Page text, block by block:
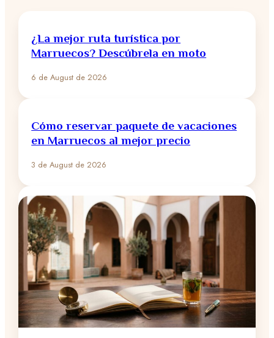
¿La mejor ruta turística por
Marruecos? Descúbrela en moto
6 de August de 2026
Cómo reservar paquete de vacaciones
en Marruecos al mejor precio
3 de August de 2026